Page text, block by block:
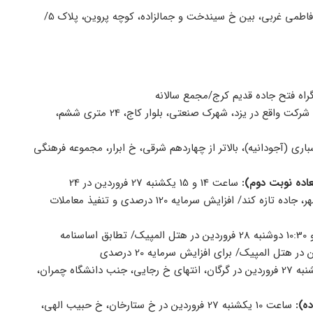
ساعت 14 شنبه 26 فروردین در خ فاطمی غربی، بین خ سیندخت و جمالزاده، کوچه پروین، پلاک 5/
ساعت 10 یکشنبه 27 فروردین در محل شرکت واقع در یزد، شهرک صنعتی، بلوار کاج، 24 متری ششم،
در خ سباری (آجودانیه)، بالاتر از چهاردهم شرقی، خ ابرار، مجموعه فرهنگی
نوبت دوم):
ساعت 14 و 15 یکشنبه 27 فروردین در 24
کیلومتری جنوب غربی تبریز، جاده آذرشهر، بعد از پلیس راه خسروشهر، جاده تازه کند/ افزایش سرمایه 120 درصدی و تنفیذ معاملات
ساعت 14 یکشنبه 27 فروردین در گرگان، انتهای خ رجایی، جنب دانشگاه چمران،
ساعت 10 یکشنبه 27 فروردین در خ ستارخان، خ حبیب الهی،